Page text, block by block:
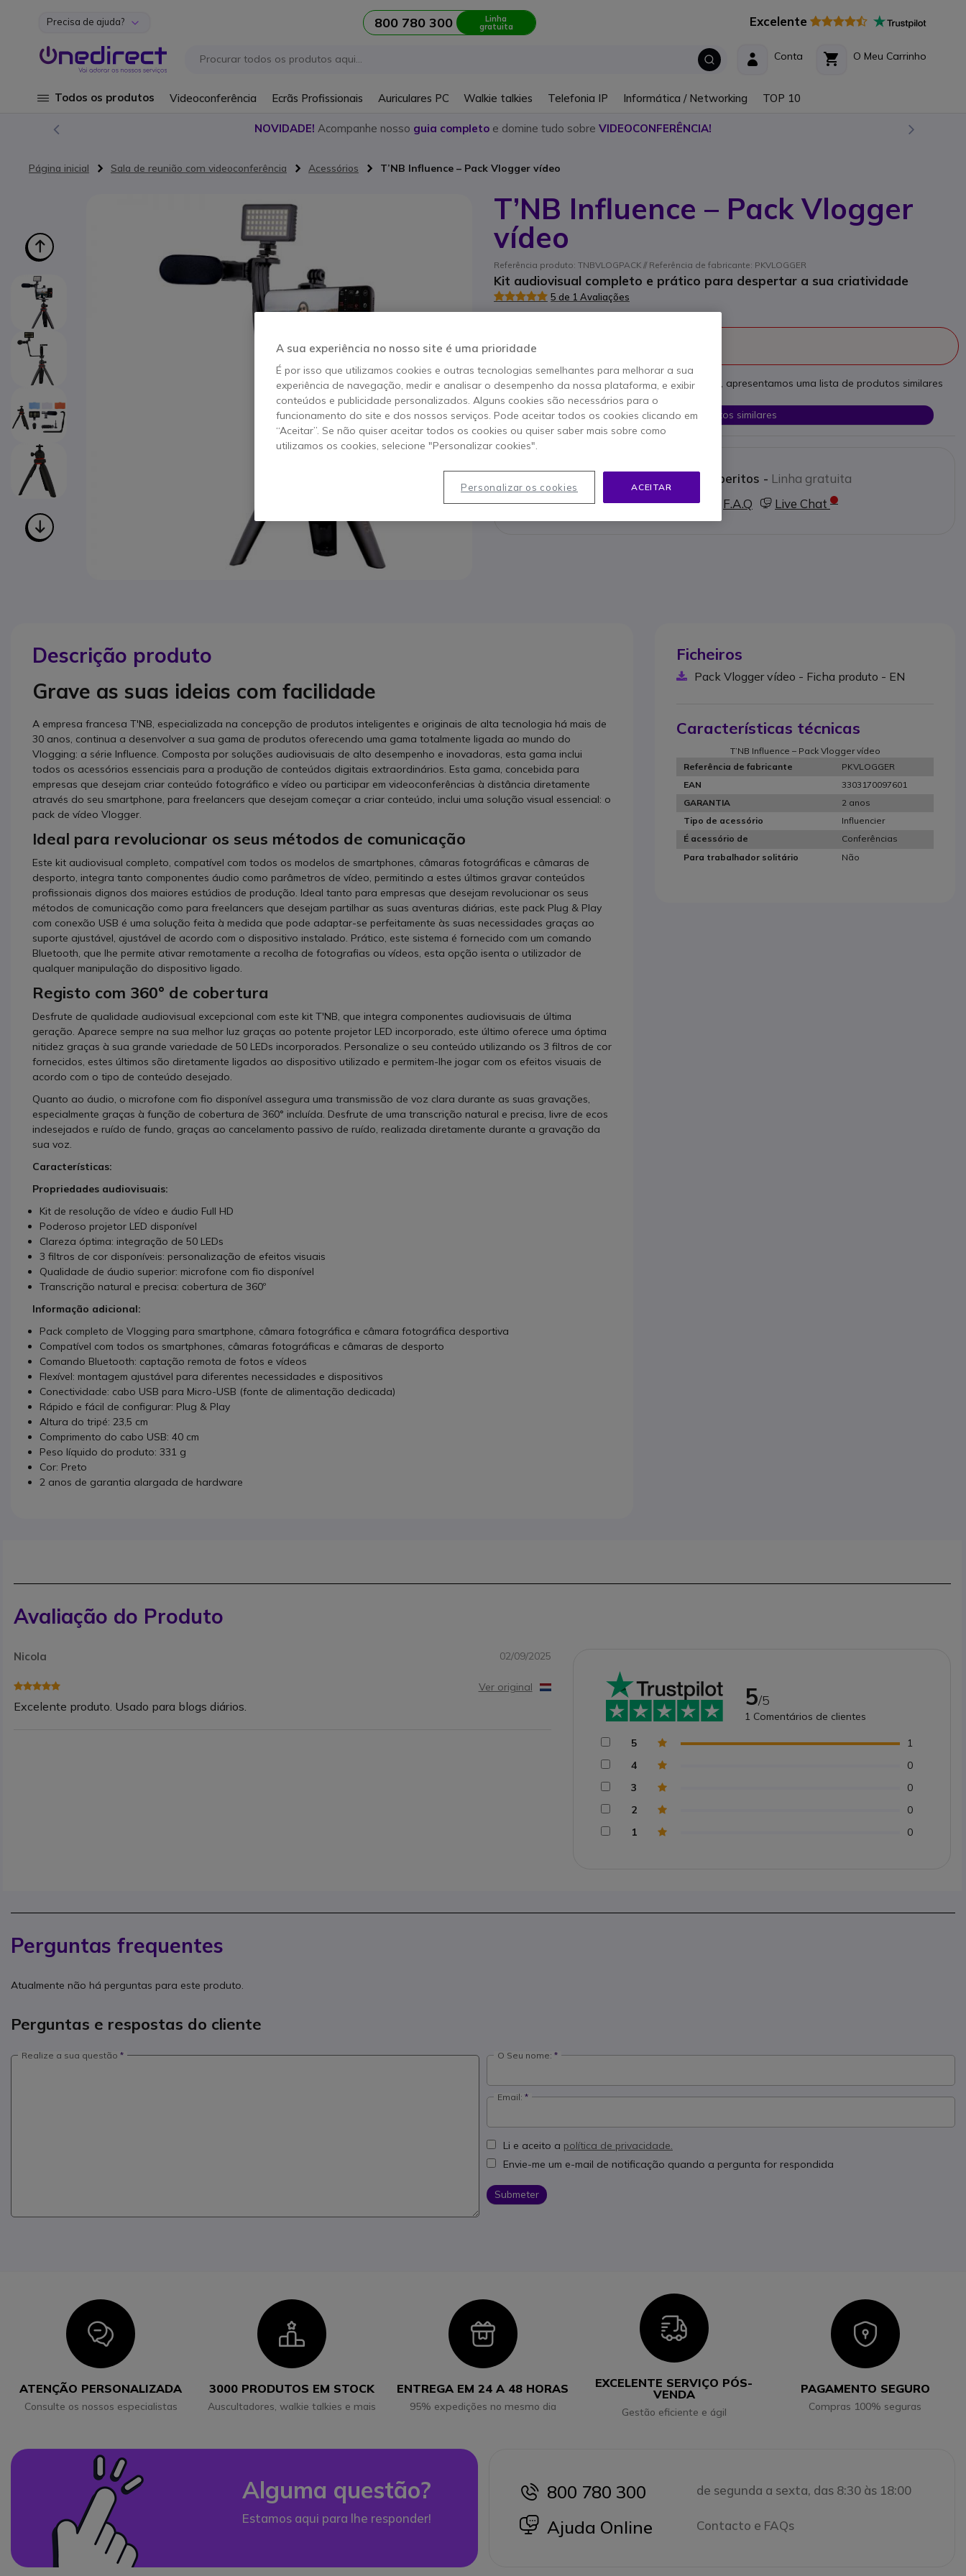
Ir para o Conteúdo
Precisa de ajuda? 800 780 300 Linha
gratuita Excelente
O Meu Carrinho
Conta
Todos os produtos Videoconferência Ecrãs Profissionais Auriculares PC Walkie talkies Telefonia IP Informática / Networking TOP 10
NOVIDADE! Acompanhe nosso guia completo e domine tudo sobre VIDEOCONFERÊNCIA!
Página inicial Sala de reunião com videoconferência Acessórios T’NB Influence – Pack Vlogger vídeo
T’NB Influence – Pack Vlogger
vídeo
Referência produto: TNBVLOGPACK // Referência de fabricante: PKVLOGGER
Kit audiovisual completo e prático para despertar a sua criatividade
5 de 1 Avaliações
Este produto já não é fabricado
Para melhor satisfazer as suas necessidades, apresentamos uma lista de produtos similares
Ver produtos similares
Contacte os nossos peritos - Linha gratuita
800 780 300
F.A.Q Live Chat
Descrição produto
Grave as suas ideias com facilidade
A empresa francesa T'NB, especializada na concepção de produtos inteligentes e originais de alta tecnologia há mais de
30 anos, continua a desenvolver a sua gama de produtos oferecendo uma gama totalmente ligada ao mundo do
Vlogging: a série Influence. Composta por soluções audiovisuais de alto desempenho e inovadoras, esta gama inclui
todos os acessórios essenciais para a produção de conteúdos digitais extraordinários. Esta gama, concebida para
empresas que desejam criar conteúdo fotográfico e vídeo ou participar em videoconferências à distância diretamente
através do seu smartphone, para freelancers que desejam começar a criar conteúdo, inclui uma solução visual essencial: o
pack de vídeo Vlogger.
Ideal para revolucionar os seus métodos de comunicação
Este kit audiovisual completo, compatível com todos os modelos de smartphones, câmaras fotográficas e câmaras de
desporto, integra tanto componentes áudio como parâmetros de vídeo, permitindo a estes últimos gravar conteúdos
profissionais dignos dos maiores estúdios de produção. Ideal tanto para empresas que desejam revolucionar os seus
métodos de comunicação como para freelancers que desejam partilhar as suas aventuras diárias, este pack Plug & Play
com conexão USB é uma solução feita à medida que pode adaptar-se perfeitamente às suas necessidades graças ao
suporte ajustável, ajustável de acordo com o dispositivo instalado. Prático, este sistema é fornecido com um comando
Bluetooth, que lhe permite ativar remotamente a recolha de fotografias ou vídeos, esta opção isenta o utilizador de
qualquer manipulação do dispositivo ligado.
Registo com 360° de cobertura
Desfrute de qualidade audiovisual excepcional com este kit T'NB, que integra componentes audiovisuais de última
geração. Aparece sempre na sua melhor luz graças ao potente projetor LED incorporado, este último oferece uma óptima
nitidez graças à sua grande variedade de 50 LEDs incorporados. Personalize o seu conteúdo utilizando os 3 filtros de cor
fornecidos, estes últimos são diretamente ligados ao dispositivo utilizado e permitem-lhe jogar com os efeitos visuais de
acordo com o tipo de conteúdo desejado.
Quanto ao áudio, o microfone com fio disponível assegura uma transmissão de voz clara durante as suas gravações,
especialmente graças à função de cobertura de 360° incluída. Desfrute de uma transcrição natural e precisa, livre de ecos
indesejados e ruído de fundo, graças ao cancelamento passivo de ruído, realizada diretamente durante a gravação da
sua voz.
Características:
Propriedades audiovisuais:
Kit de resolução de vídeo e áudio Full HD
Poderoso projetor LED disponível
Clareza óptima: integração de 50 LEDs
3 filtros de cor disponíveis: personalização de efeitos visuais
Qualidade de áudio superior: microfone com fio disponível
Transcrição natural e precisa: cobertura de 360º
Informação adicional:
Pack completo de Vlogging para smartphone, câmara fotográfica e câmara fotográfica desportiva
Compatível com todos os smartphones, câmaras fotográficas e câmaras de desporto
Comando Bluetooth: captação remota de fotos e vídeos
Flexível: montagem ajustável para diferentes necessidades e dispositivos
Conectividade: cabo USB para Micro-USB (fonte de alimentação dedicada)
Rápido e fácil de configurar: Plug & Play
Altura do tripé: 23,5 cm
Comprimento do cabo USB: 40 cm
Peso líquido do produto: 331 g
Cor: Preto
2 anos de garantia alargada de hardware
Ficheiros
Pack Vlogger vídeo - Ficha produto - EN
Características técnicas
T’NB Influence – Pack Vlogger vídeo
Referência de fabricante
PKVLOGGER
EAN
3303170097601
GARANTIA
2 anos
Tipo de acessório
Influencier
É acessório de
Conferências
Para trabalhador solitário
Não
Avaliação do Produto
Nicola 02/09/2025
Excelente produto. Usado para blogs diários.
Ver original 5/5
1 Comentários de clientes
5
1
4
0
3
0
2
0
1
0
Perguntas frequentes
Atualmente não há perguntas para este produto.
Perguntas e respostas do cliente
Realize a sua questão O Seu nome:
Email:
Li e aceito a política de privacidade.
Envie-me um e-mail de notificação quando a pergunta for respondida
Submeter
Icon
ATENÇÃO PERSONALIZADA
Consulte os nossos especialistas
Icon
3000 PRODUTOS EM STOCK
Auscultadores, walkie talkies e mais
Icon
ENTREGA EM 24 A 48 HORAS
95% expedições no mesmo dia
Icon
EXCELENTE SERVIÇO PÓS-
VENDA
Gestão eficiente e ágil
Icon
PAGAMENTO SEGURO
Compras 100% seguras
Alguma questão?
Estamos aqui para lhe responder!
icon
800 780 300 de segunda a sexta, das 8:30 às 18:00
icon
Ajuda Online Contacto e FAQs
A sua experiência no nosso site é uma prioridade
É por isso que utilizamos cookies e outras tecnologias semelhantes para melhorar a sua
experiência de navegação, medir e analisar o desempenho da nossa plataforma, e exibir
conteúdos e publicidade personalizados. Alguns cookies são necessários para o
funcionamento do site e dos nossos serviços. Pode aceitar todos os cookies clicando em
“Aceitar”. Se não quiser aceitar todos os cookies ou quiser saber mais sobre como
utilizamos os cookies, selecione "Personalizar cookies".
ACEITAR
Personalizar os cookies